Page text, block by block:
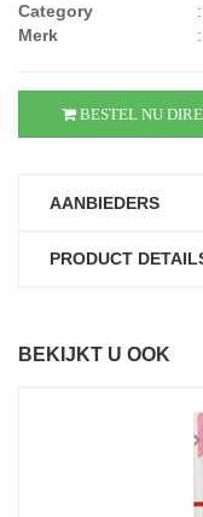
Category
:
Merk
:
BESTEL NU
AANBIEDERS
PRODUCT
BEKIJKT U OOK